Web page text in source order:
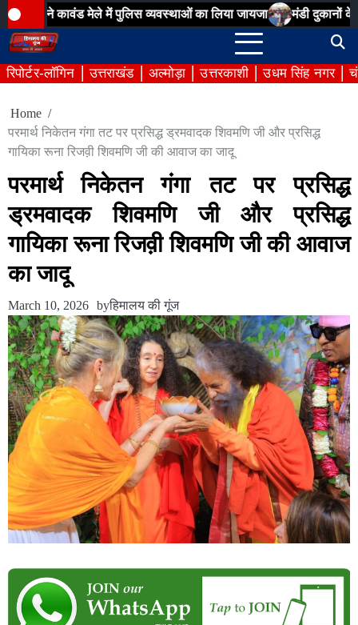
Skip
to
content
मेले में पुलिस व्यवस्थाओं का लिया जायजा मंडी दुकानों के आवंटन में
रिपोर्टर-लॉगिन उत्तराखंड अल्मोड़ा उत्तरकाशी उधम सिंह नगर
Home
परमार्थ निकेतन गंगा तट पर प्रसिद्ध ड्रमवादक शिवमणि जी और प्रसिद्ध
गायिका रूना रिजव़ी शिवमणि जी की आवाज का जादू
परमार्थ निकेतन गंगा तट पर प्रसिद्ध
ड्रमवादक शिवमणि जी और प्रसिद्ध
गायिका रूना रिजव़ी शिवमणि जी की आवाज
का जादू
March 10, 2026 byहिमालय की गूंज